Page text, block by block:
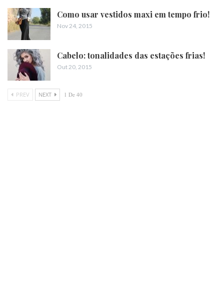
Como usar vestidos maxi em tempo frio!
Nov 24, 2015
Cabelo: tonalidades das estações frias!
Out 20, 2015
PREV NEXT 1 De 40